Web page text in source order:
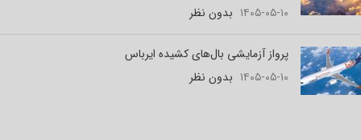
۱۴۰۵-۰۵-۱۰ بدون نظر
پرواز آزمایشی بال‌های کشیده ایرباس
۱۴۰۵-۰۵-۱۰ بدون نظر